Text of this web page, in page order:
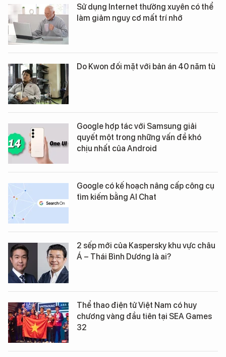
Sử dụng Internet thường xuyên có thể
làm giảm nguy cơ mất trí nhớ
Do Kwon đối mặt với bản án 40 năm tù
Google hợp tác với Samsung giải
quyết một trong những vấn đề khó
chịu nhất của Android
Google có kế hoạch nâng cấp công cụ
tìm kiếm bằng AI Chat
2 sếp mới của Kaspersky khu vực châu
Á – Thái Bình Dương là ai?
Thể thao điện tử Việt Nam có huy
chương vàng đầu tiên tại SEA Games
32